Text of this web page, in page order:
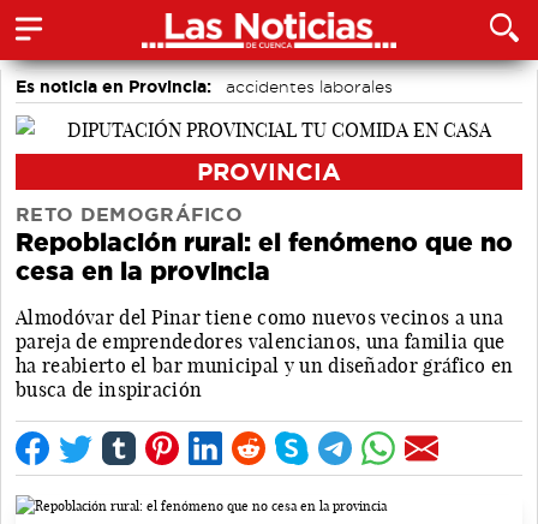
Es noticia en Provincia:
accidentes laborales
Medio Ambiente
PROVINCIA
RETO DEMOGRÁFICO
Repoblación rural: el fenómeno que no
cesa en la provincia
Almodóvar del Pinar tiene como nuevos vecinos a una
pareja de emprendedores valencianos, una familia que
ha reabierto el bar municipal y un diseñador gráfico en
busca de inspiración